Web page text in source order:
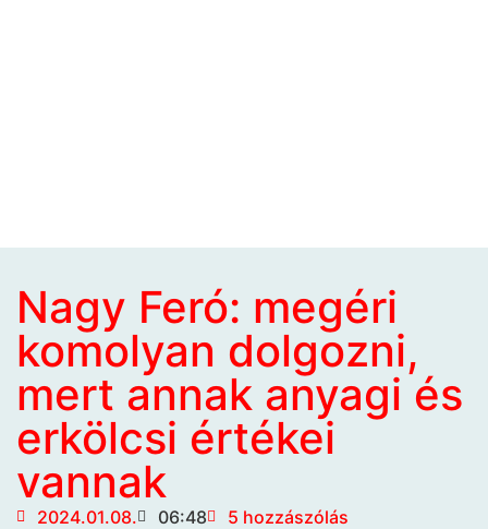
Nagy Feró: megéri
komolyan dolgozni,
mert annak anyagi és
erkölcsi értékei
vannak
2024.01.08. 06:48 5 hozzászólás